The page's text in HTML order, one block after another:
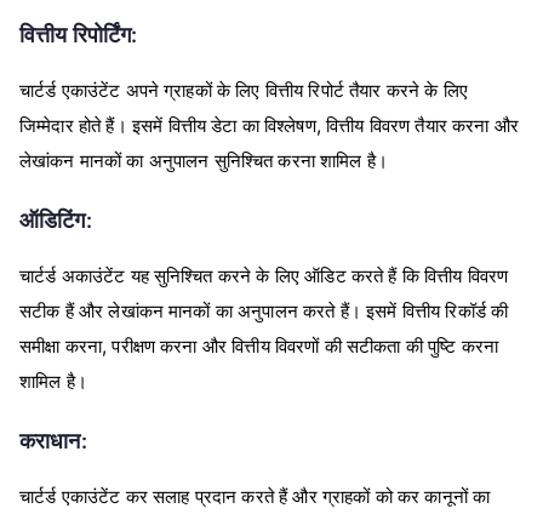
वित्तीय रिपोर्टिंग:
चार्टर्ड एकाउंटेंट अपने ग्राहकों के लिए वित्तीय रिपोर्ट तैयार करने के लिए
जिम्मेदार होते हैं। इसमें वित्तीय डेटा का विश्लेषण,वित्तीय विवरण तैयार करना और
लेखांकन मानकों का अनुपालन सुनिश्चित करना शामिल है।
ऑडिटिंग:
चार्टर्ड अकाउंटेंट यह सुनिश्चित करने के लिए ऑडिट करते हैं कि वित्तीय विवरण
सटीक हैं और लेखांकन मानकों का अनुपालन करते हैं। इसमें वित्तीय रिकॉर्ड की
समीक्षा करना,परीक्षण करना और वित्तीय विवरणों की सटीकता की पुष्टि करना
शामिल है।
कराधान:
चार्टर्ड एकाउंटेंट कर सलाह प्रदान करते हैं और ग्राहकों को कर कानूनों का